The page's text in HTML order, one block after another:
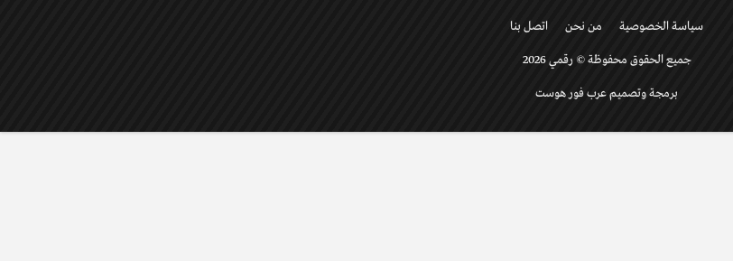
سياسة الخصوصية من نحن اتصل بنا
جميع الحقوق محفوظة © رقمي 2026
برمجة وتصميم عرب فور هوست